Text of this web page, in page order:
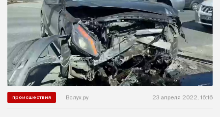
происшествия Вслух.ру 23 апреля 2022, 16:16